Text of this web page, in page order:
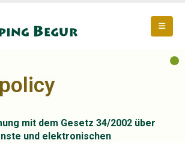
mit dem Gesetz 34/2002 über
und elektronischen